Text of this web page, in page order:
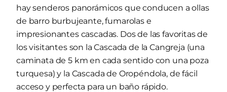
hay senderos panorámicos que conducen a ollas
de barro burbujeante, fumarolas e
impresionantes cascadas. Dos de las favoritas de
los visitantes son la Cascada de la Cangreja (una
caminata de 5 km en cada sentido con una poza
turquesa) y la Cascada de Oropéndola, de fácil
acceso y perfecta para un baño rápido.